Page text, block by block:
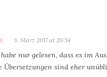
3. März 2017 at 20:54
nur gelesen, dass es im
Übersetzungen sind eher